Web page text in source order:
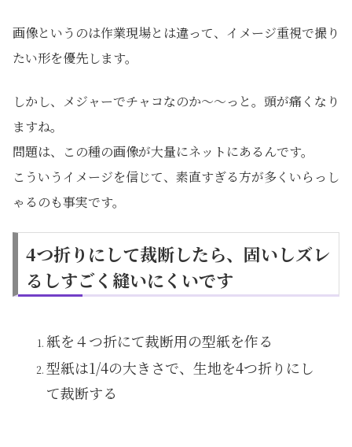
画像というのは作業現場とは違って、イメージ重視で撮り
たい形を優先します。
しかし、メジャーでチャコなのか～～っと。頭が痛くなり
ますね。
問題は、この種の画像が大量にネットにあるんです。
こういうイメージを信じて、素直すぎる方が多くいらっし
ゃるのも事実です。
4つ折りにして裁断したら、固いしズレ
るしすごく縫いにくいです
紙を４つ折にて裁断用の型紙を作る
型紙は1/4の大きさで、生地を4つ折りにし
て裁断する